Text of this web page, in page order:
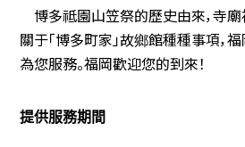
博多祗園山笠祭的歷史由來，寺廟
關于「博多町家」故鄉館種種事項，
為您服務。福岡歡迎您的到來！
提供服務期間